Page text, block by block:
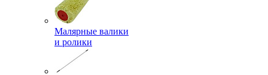
Малярные валики
и ролики